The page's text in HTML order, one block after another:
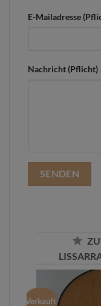
E-Mailadresse
Nachricht (Pflicht)
Verkauft